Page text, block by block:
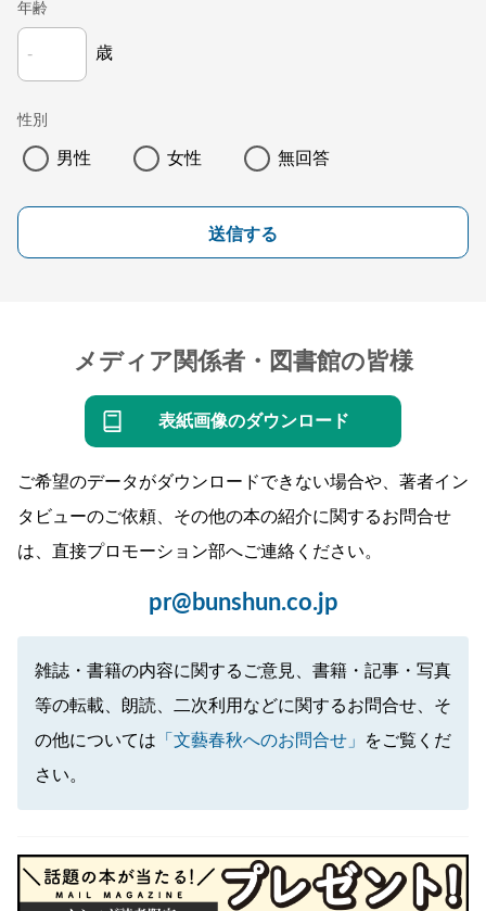
年齢
歳
性別
男性 女性 無回答
送信する
メディア関係者・図書館の皆様
表紙画像のダウンロード
ご希望のデータがダウンロードできない場合や、著者イン
タビューのご依頼、その他の本の紹介に関するお問合せ
は、直接プロモーション部へご連絡ください。
pr@bunshun.co.jp
雑誌・書籍の内容に関するご意見、書籍・記事・写真
等の転載、朗読、二次利用などに関するお問合せ、そ
の他については 「文藝春秋へのお問合せ」
をご覧くだ
さい。